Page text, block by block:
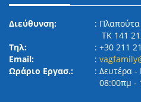
Διεύθυνση:
: Πλαπούτα
ΤΚ 141
Τηλ:
: +30 211
Email:
:
Ωράριο Εργασ.:
: Δευτέρα
08:00πμ ‐